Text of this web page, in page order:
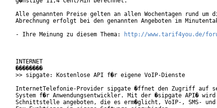
Alle genannten Preise gelten an allen Wochentagen rund um
Abrechnung erfolgt bei den genannten Angeboten im
- Ihre Meinung zu diesem Thema:
http://www.tarif4you.de/
INTERNET
��������
>> sipgate: Kostenlose API f�r eigene VoIP-Dienste
InternetTelefonie-Provider sipgate �ffnet den Zugriff auf
System f�r Anwendungsentwickler. Mit der �sipgate API�
Schnittstelle angeboten, die es erm�glicht, VoIP-, SMS- und